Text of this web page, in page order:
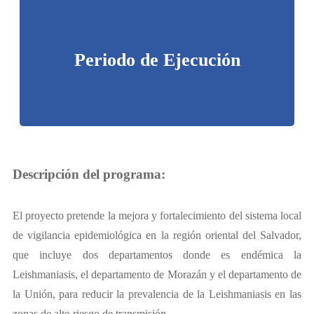
Periodo de Ejecución
2025
Descripción del programa:
El proyecto pretende la mejora y fortalecimiento del sistema local
de vigilancia epidemiológica en la región oriental del Salvador,
que incluye dos departamentos donde es endémica la
Leishmaniasis, el departamento de Morazán y el departamento de
la Unión, para reducir la prevalencia de la Leishmaniasis en las